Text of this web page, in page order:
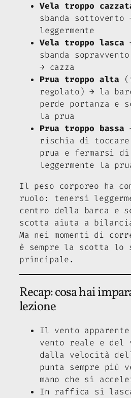
Vela troppo
sbanda sottovento
leggermente
Vela troppo lasca
sbanda
→ cazza
Prua troppo alta
regolato) → la
perde portanza e
la prua
Prua troppo bassa
rischia di toccare
prua e fermarsi
leggermente la
Il peso corporeo ha
ruolo: tenersi
centro della barca e
scotta aiuta a
Ma nei momenti di
è sempre la scotta lo
principale.
Recap: cosa hai
lezione
Il vento apparente
vento reale e del
dalla velocità
punta sempre più
mano che si
In raffica si